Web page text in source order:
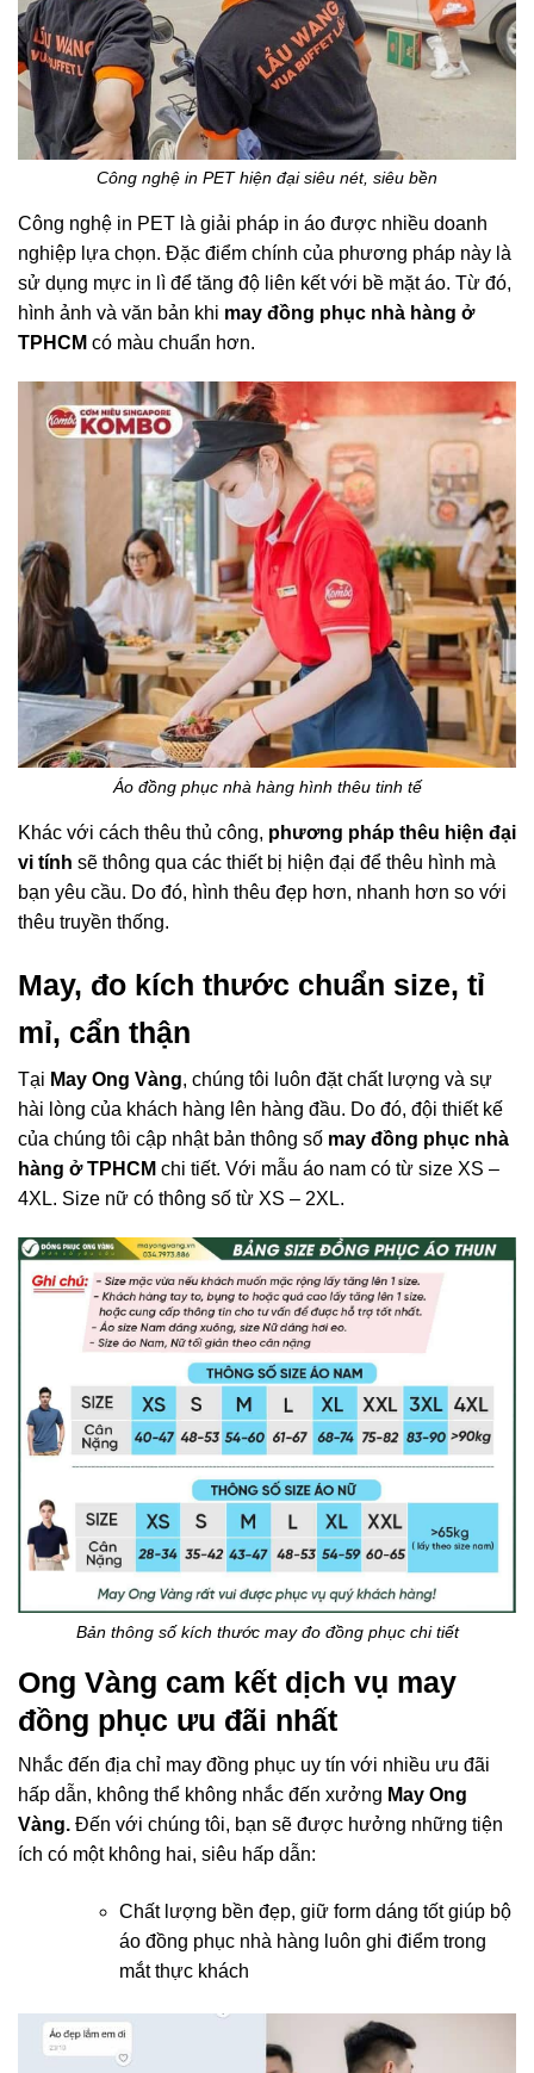
Công nghệ in PET hiện đại siêu nét, siêu bền
Công nghệ in PET là giải pháp in áo được nhiều doanh
nghiệp lựa chọn. Đặc điểm chính của phương pháp này là
sử dụng mực in lì để tăng độ liên kết với bề mặt áo. Từ đó,
hình ảnh và văn bản khi may đồng phục nhà hàng ở
TPHCM có màu chuẩn hơn.
Áo đồng phục nhà hàng hình thêu tinh tế
Khác với cách thêu thủ công, phương pháp thêu hiện đại
vi tính sẽ thông qua các thiết bị hiện đại để thêu hình mà
bạn yêu cầu. Do đó, hình thêu đẹp hơn, nhanh hơn so với
thêu truyền thống.
May, đo kích thước chuẩn size, tỉ
mỉ, cẩn thận
Tại May Ong Vàng, chúng tôi luôn đặt chất lượng và sự
hài lòng của khách hàng lên hàng đầu. Do đó, đội thiết kế
của chúng tôi cập nhật bản thông số may đồng phục nhà
hàng ở TPHCM chi tiết. Với mẫu áo nam có từ size XS –
4XL. Size nữ có thông số từ XS – 2XL.
Bản thông số kích thước may đo đồng phục chi tiết
Ong Vàng cam kết dịch vụ may
đồng phục ưu đãi nhất
Nhắc đến địa chỉ may đồng phục uy tín với nhiều ưu đãi
hấp dẫn, không thể không nhắc đến xưởng May Ong
Vàng. Đến với chúng tôi, bạn sẽ được hưởng những tiện
ích có một không hai, siêu hấp dẫn:
Chất lượng bền đẹp, giữ form dáng tốt giúp bộ
áo đồng phục nhà hàng luôn ghi điểm trong
mắt thực khách